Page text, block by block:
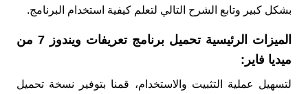
بشكل كبير وتابع الشرح التالي لتعلم كيفية استخدام البرنامج.
الميزات الرئيسية تحميل برنامج تعريفات ويندوز 7 من
ميديا فاير​:
لتسهيل عملية التثبيت والاستخدام، قمنا بتوفير نسخة تحميل